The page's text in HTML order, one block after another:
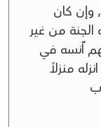
وإن كان
الجنة من غير
اّنسه في
منزلاً